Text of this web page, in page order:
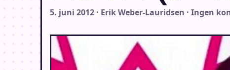
5. juni 2012 · Erik Weber-Lauridsen · Ingen